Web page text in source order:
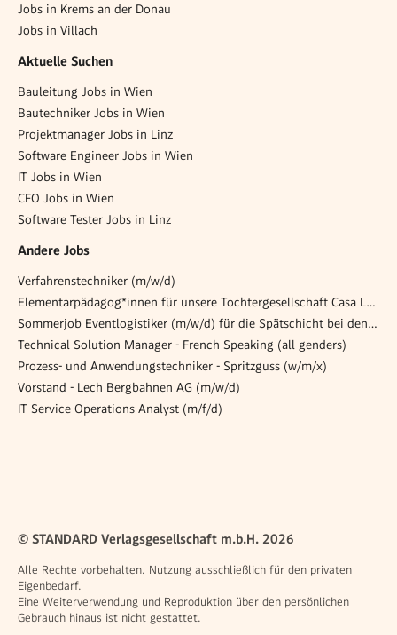
Jobs in Krems an der Donau
Jobs in Villach
Aktuelle Suchen
Bauleitung Jobs in Wien
Bautechniker Jobs in Wien
Projektmanager Jobs in Linz
Software Engineer Jobs in Wien
IT Jobs in Wien
CFO Jobs in Wien
Software Tester Jobs in Linz
Andere Jobs
Verfahrenstechniker (m/w/d)
Elementarpädagog*innen für unsere Tochtergesellschaft Casa Leben
Sommerjob Eventlogistiker (m/w/d) für die Spätschicht bei den Opernfestspiele in St. Margarethen
Technical Solution Manager - French Speaking (all genders)
Prozess- und Anwendungstechniker - Spritzguss (w/m/x)
Vorstand - Lech Bergbahnen AG (m/w/d)
IT Service Operations Analyst (m/f/d)
© STANDARD Verlagsgesellschaft m.b.H. 2026
Alle Rechte vorbehalten. Nutzung ausschließlich für den privaten
Eigenbedarf.
Eine Weiterverwendung und Reproduktion über den persönlichen
Gebrauch hinaus ist nicht gestattet.